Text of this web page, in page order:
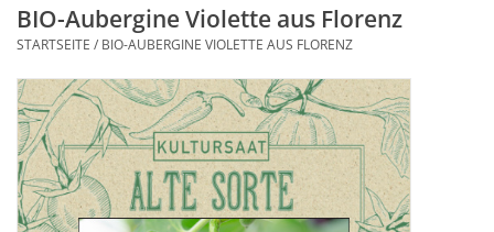
Kräuter
Für Kinder
Geschenkideen
BIO-Aubergine Violette aus Florenz
STARTSEITE / BIO-AUBERGINE VIOLETTE AUS FLORENZ